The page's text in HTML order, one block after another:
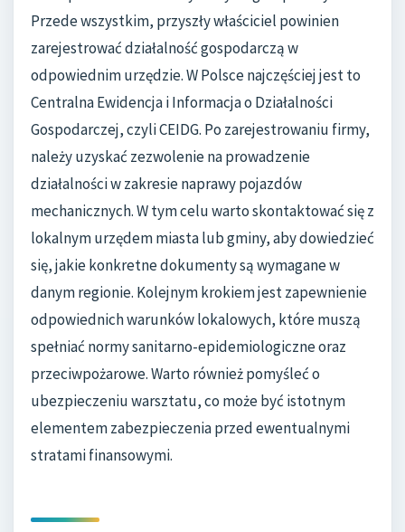
Przede wszystkim, przyszły właściciel powinien
zarejestrować działalność gospodarczą w
odpowiednim urzędzie. W Polsce najczęściej jest to
Centralna Ewidencja i Informacja o Działalności
Gospodarczej, czyli CEIDG. Po zarejestrowaniu firmy,
należy uzyskać zezwolenie na prowadzenie
działalności w zakresie naprawy pojazdów
mechanicznych. W tym celu warto skontaktować się z
lokalnym urzędem miasta lub gminy, aby dowiedzieć
się, jakie konkretne dokumenty są wymagane w
danym regionie. Kolejnym krokiem jest zapewnienie
odpowiednich warunków lokalowych, które muszą
spełniać normy sanitarno-epidemiologiczne oraz
przeciwpożarowe. Warto również pomyśleć o
ubezpieczeniu warsztatu, co może być istotnym
elementem zabezpieczenia przed ewentualnymi
stratami finansowymi.